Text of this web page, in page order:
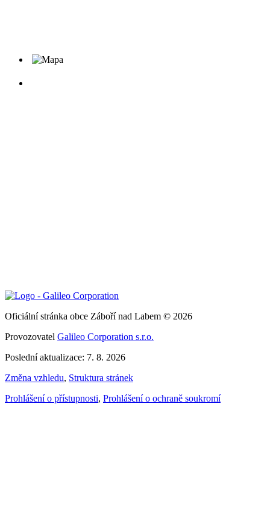
Oficiální stránka obce Záboří nad Labem © 2026
Provozovatel Galileo Corporation s.r.o.
Poslední aktualizace: 7. 8. 2026
Změna vzhledu, Struktura stránek
Prohlášení o přístupnosti, Prohlášení o ochraně soukromí